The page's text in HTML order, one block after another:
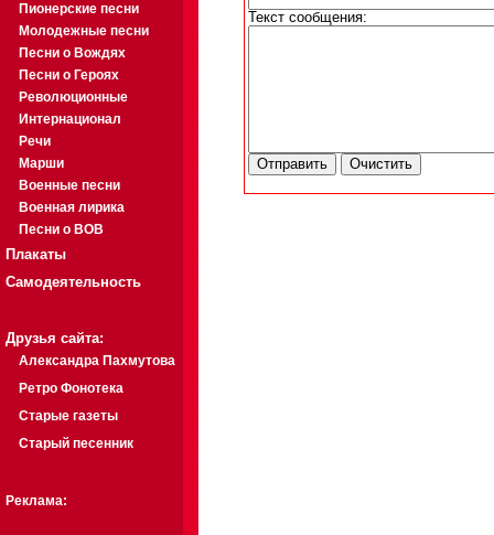
Пионерские песни
Молодежные песни
Песни о Вождях
Песни о Героях
Революционные
Интернационал
Речи
Марши
Военные песни
Военная лирика
Песни о ВОВ
Плакаты
Самодеятельность
Друзья сайта:
Александра Пахмутова
Ретро Фонотека
Старые газеты
Старый песенник
Реклама:
Текст сообщения: